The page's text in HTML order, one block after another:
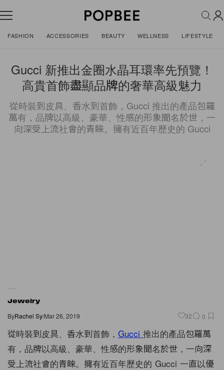
FASHION ACCESSORIES BEAUTY WELLNESS LIFESTYLE
Gucci 新推出金圈水晶耳環率先預覽！
高貴首飾盡顯品牌的奢華高級魅力
從時裝到皮具、香水到首飾，Gucci 推出的產品包羅
萬有，品牌以高級、豪華、性感的形象聞名於世，一
向深受上流社會的青睞。擁有近百年歷史的 Gucci
Jewelry
ByRachel Sy/Mar 26, 2019 32 0
從時裝到皮具、香水到首飾， Gucci 推出的產品包羅萬
有，品牌以高級、豪華、性感的形象聞名於世，一向深
受上流社會的青睞。擁有近百年歷史的 Gucci 一直以優